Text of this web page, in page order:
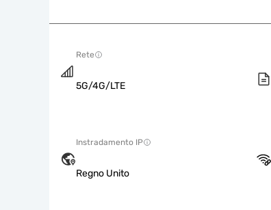
Rete
5G/4G/LTE
Instradamento IP
Regno Unito